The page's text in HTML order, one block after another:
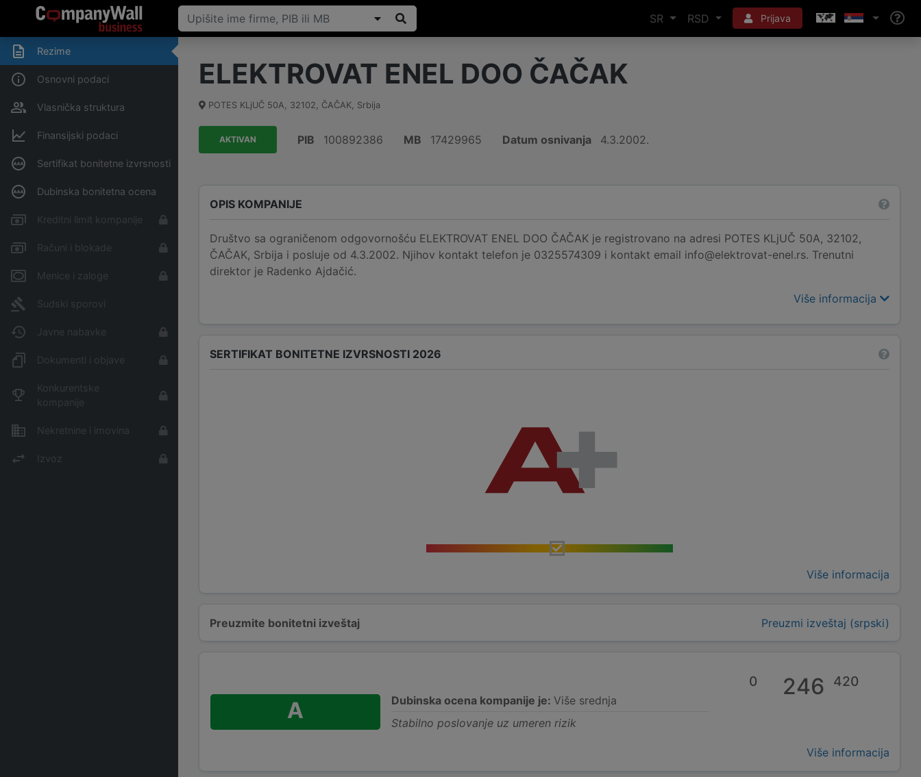
SR RSD Prijava
Rezime
Osnovni podaci
Vlasnička struktura
Finansijski podaci
Sertifikat bonitetne izvrsnosti
Dubinska bonitetna ocena
Kreditni limit kompanije
Računi i blokade
Menice i zaloge
Sudski sporovi
Javne nabavke
Dokumenti i objave
Konkurentske
kompanije
Nekretnine i imovina
Izvoz
ELEKTROVAT ENEL DOO ČAČAK
POTES KLjUČ 50A, 32102, ČAČAK, Srbija
AKTIVAN PIB 100892386 MB 17429965 Datum osnivanja 4.3.2002.
OPIS KOMPANIJE
Društvo sa ograničenom odgovornošću ELEKTROVAT ENEL DOO ČAČAK je registrovano na adresi POTES KLjUČ 50A, 32102,
ČAČAK, Srbija i posluje od 4.3.2002. Njihov kontakt telefon je 0325574309 i kontakt email info@elektrovat-enel.rs. Trenutni
direktor je Radenko Ajdačić.
Više informacija
SERTIFIKAT BONITETNE IZVRSNOSTI 2026
Više informacija
Preuzmite bonitetni izveštaj Preuzmi izveštaj (srpski)
A Dubinska ocena kompanije je: Više srednja
Stabilno poslovanje uz umeren rizik
0 246 420
Više informacija